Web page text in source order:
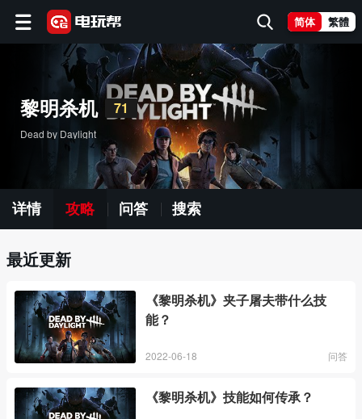
简体 繁體
黎明杀机 71
Dead by Daylight
详情 攻略 问答 搜索
最近更新
《黎明杀机》夹子屠夫带什么技
能？
2022-06-18 问答
《黎明杀机》技能如何传承？